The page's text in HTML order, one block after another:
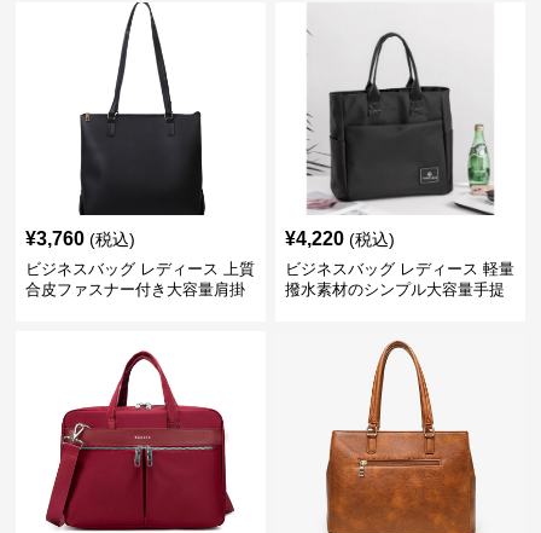
¥3,760 (税込)
ビジネスバッグ レディース 上質
合皮ファスナー付き大容量肩掛
¥4,220 (税込)
ビジネスバッグ レディース 軽量
撥水素材のシンプル大容量手提